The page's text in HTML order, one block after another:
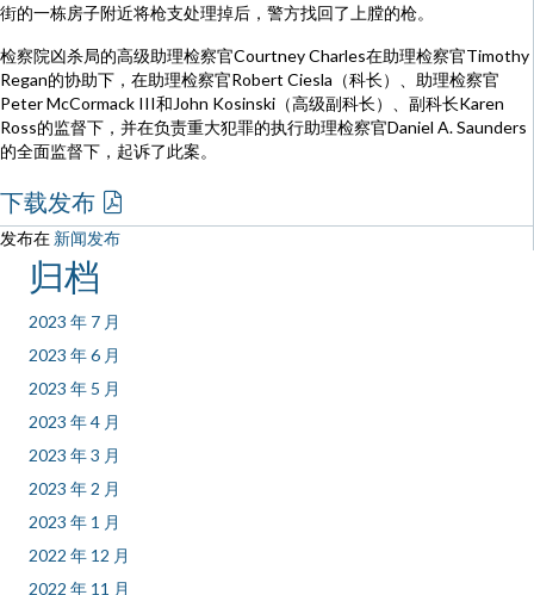
街的一栋房子附近将枪支处理掉后，警方找回了上膛的枪。
检察院凶杀局的高级助理检察官Courtney Charles在助理检察官Timothy
Regan的协助下，在助理检察官Robert Ciesla（科长）、助理检察官
Peter McCormack III和John Kosinski（高级副科长）、副科长Karen
Ross的监督下，并在负责重大犯罪的执行助理检察官Daniel A. Saunders
的全面监督下，起诉了此案。
下载发布
发布在 新闻发布
归档
2023 年 7 月
2023 年 6 月
2023 年 5 月
2023 年 4 月
2023 年 3 月
2023 年 2 月
2023 年 1 月
2022 年 12 月
2022 年 11 月